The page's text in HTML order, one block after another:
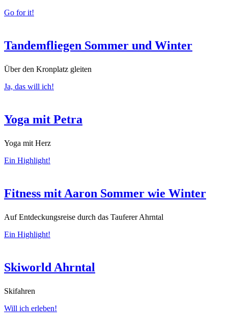
Go for it!
Tandemfliegen Sommer und Winter
Über den Kronplatz gleiten
Ja, das will ich!
Yoga mit Petra
Yoga mit Herz
Ein Highlight!
Fitness mit Aaron Sommer wie Winter
Auf Entdeckungsreise durch das Tauferer Ahrntal
Ein Highlight!
Skiworld Ahrntal
Skifahren
Will ich erleben!